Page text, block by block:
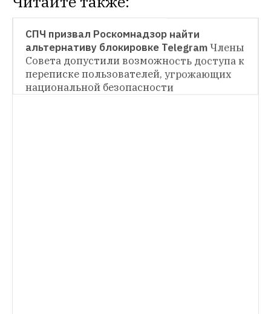
НОВОСТИ
СПЧ призвал Роскомнадзор найти
альтернативу блокировке TelegramЧлены
Совета допустили возможность доступа к
переписке пользователей, угрожающих
национальной безопасности